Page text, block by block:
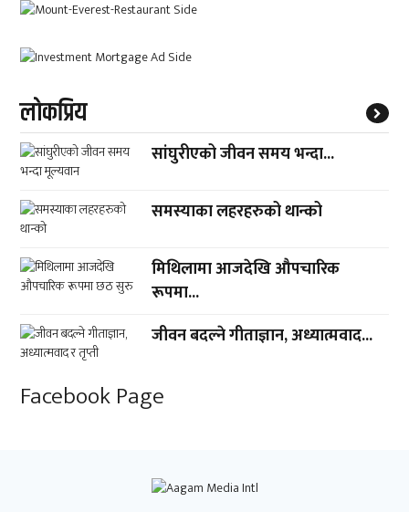
लाेकप्रिय
सांघुरीएको जीवन समय भन्दा...
समस्याका लहरहरुको थान्को
मिथिलामा आजदेखि औपचारिक
रूपमा...
जीवन बदल्ने गीताज्ञान, अध्यात्मवाद...
Facebook Page